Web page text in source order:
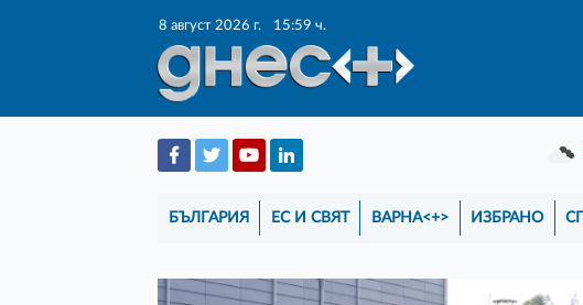
8 август 2026 г. 15:59 ч.
БЪЛГАРИЯ ЕС И СВЯТ ВАРНА<+> ИЗБРАНО